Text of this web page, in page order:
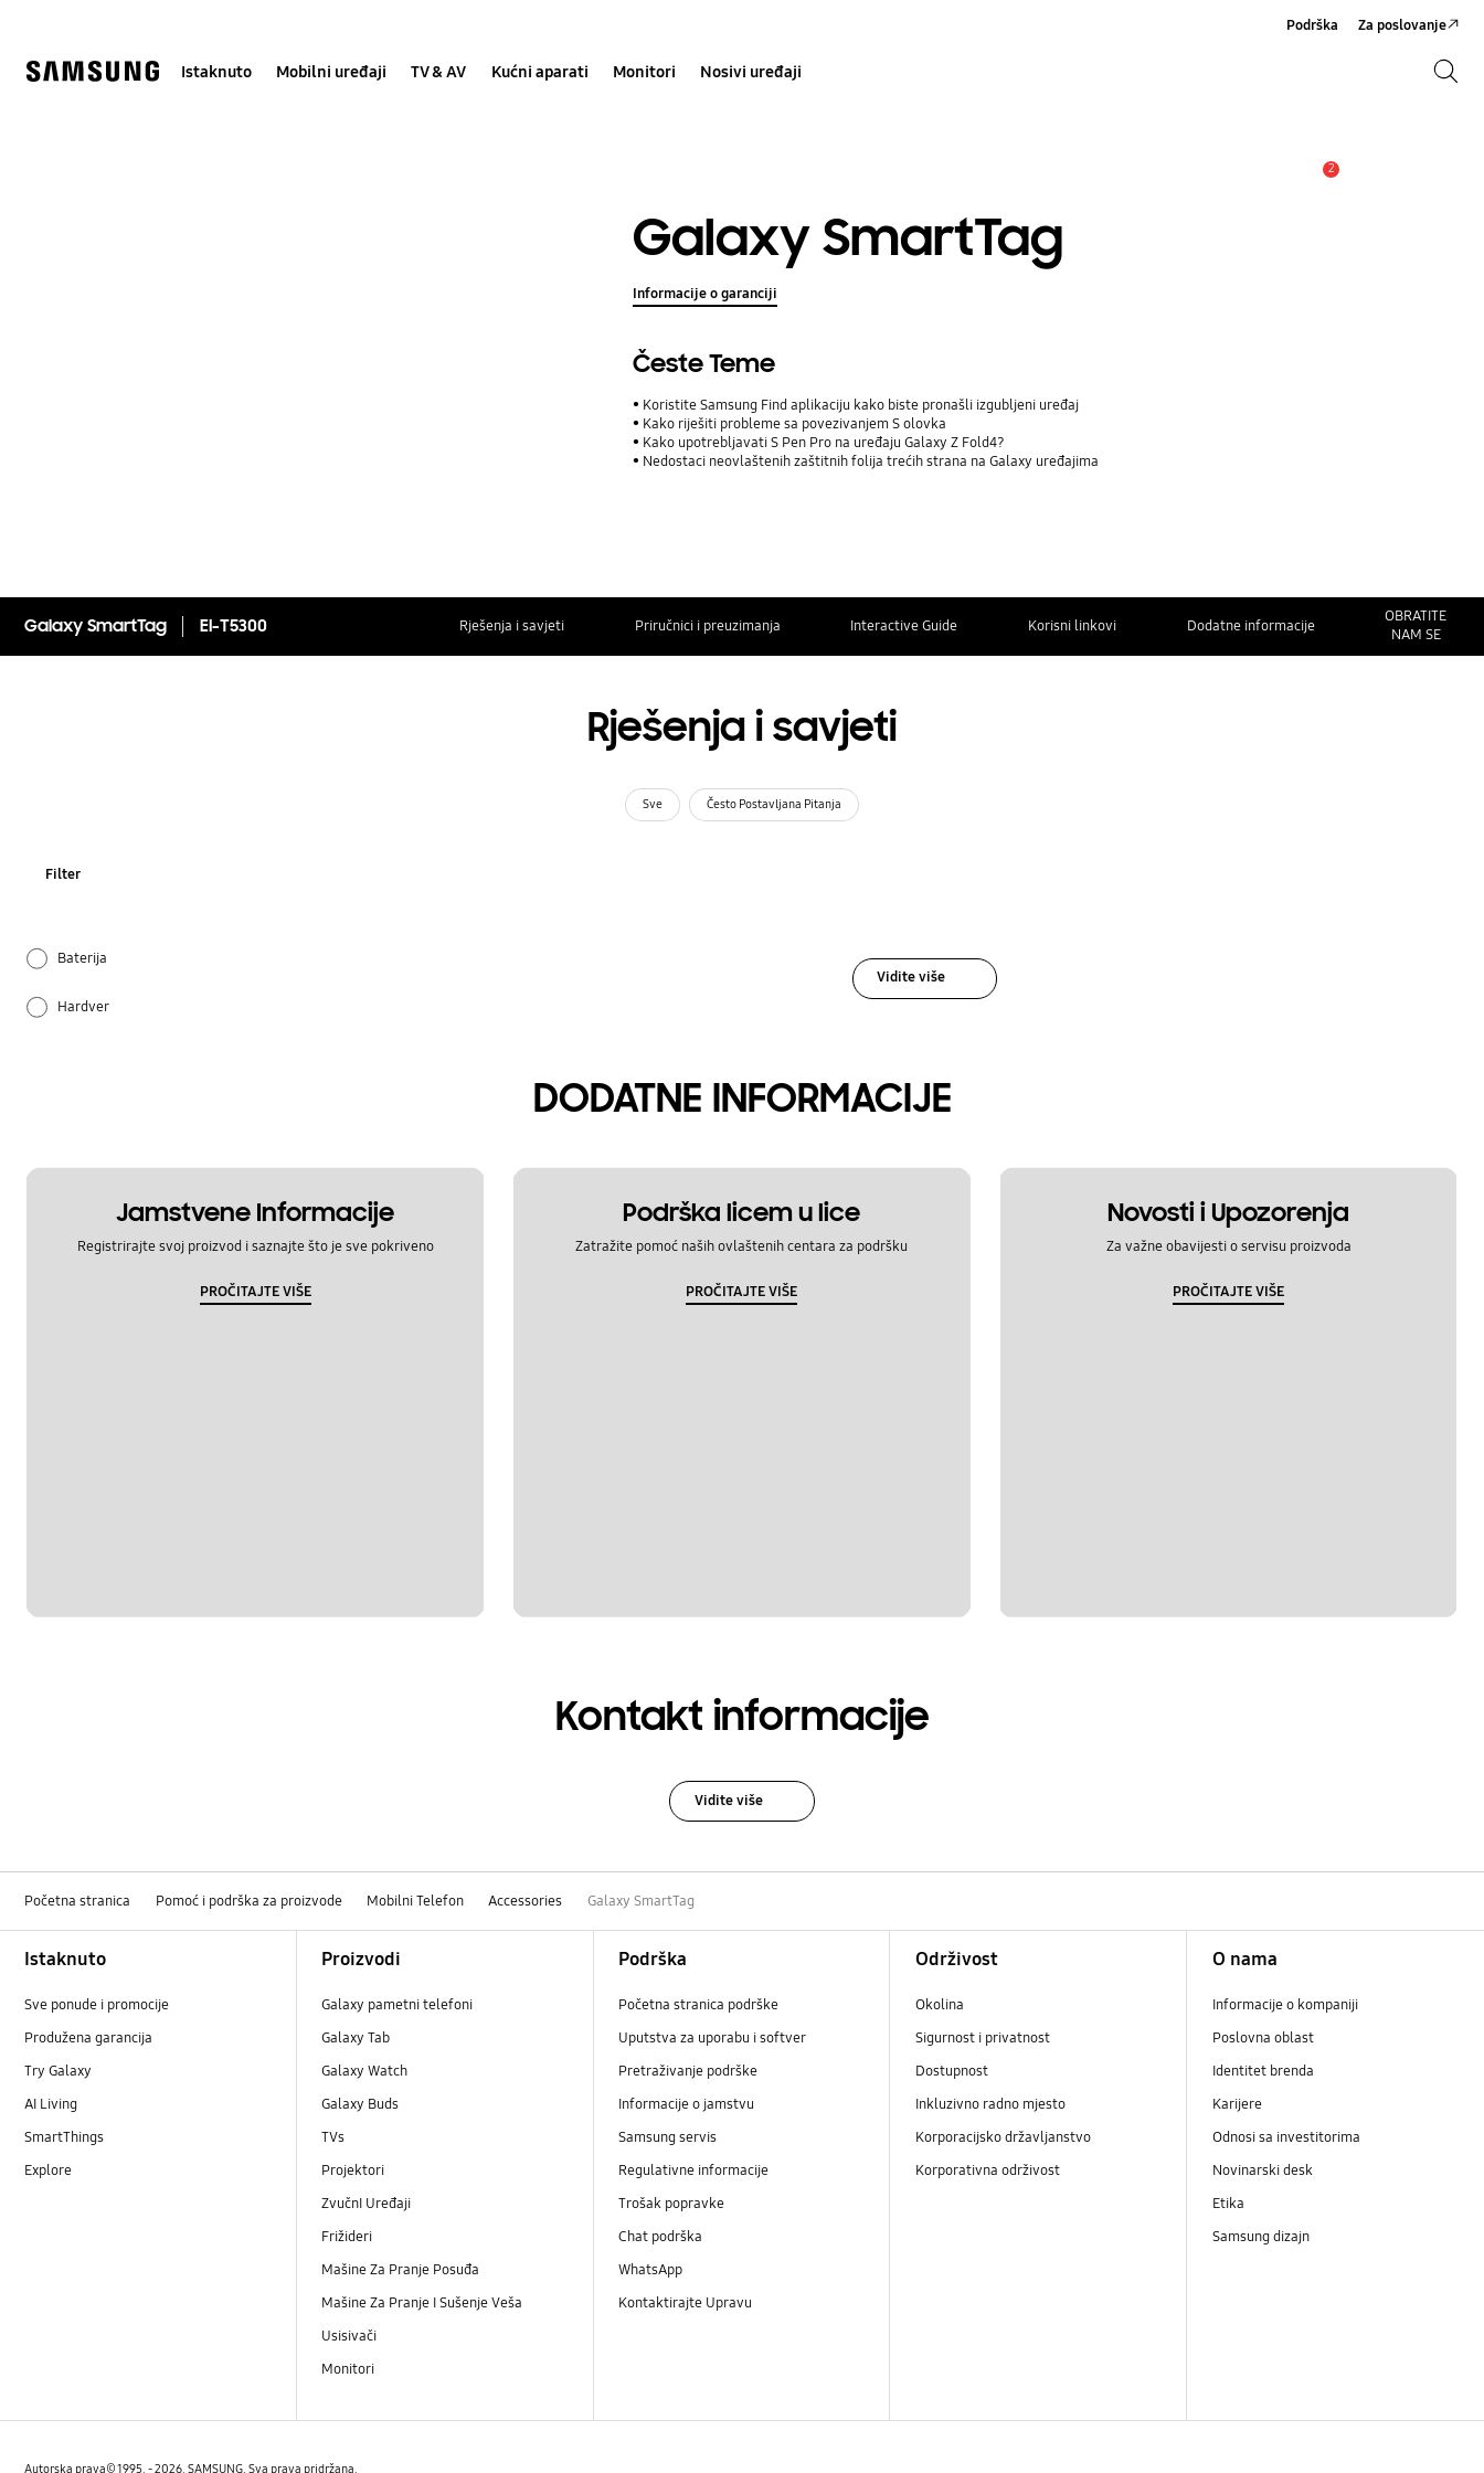
help
Istaknuto Mobilni uređaji TV & AV Kućni aparati Monitori Nosivi uređaji
Podrška Za poslovanje
2
Galaxy SmartTag
Informacije o garanciji
Česte Teme
Koristite Samsung Find aplikaciju kako biste pronašli izgubljeni uređaj
Kako riješiti probleme sa povezivanjem S olovka
Kako upotrebljavati S Pen Pro na uređaju Galaxy Z Fold4?
Nedostaci neovlaštenih zaštitnih folija trećih strana na Galaxy uređajima
Galaxy SmartTag EI-T5300 Rješenja i savjeti Priručnici i preuzimanja Interactive Guide Korisni linkovi Dodatne informacije
OBRATITE
NAM SE
Rješenja i savjeti
Sve Često Postavljana Pitanja
Filter
Baterija
Hardver
Vidite više
DODATNE INFORMACIJE
Jamstvene Informacije
Registrirajte svoj proizvod i saznajte što je sve pokriveno
PROČITAJTE VIŠE
Podrška licem u lice
Zatražite pomoć naših ovlaštenih centara za podršku
PROČITAJTE VIŠE
Novosti i Upozorenja
Za važne obavijesti o servisu proizvoda
PROČITAJTE VIŠE
Kontakt informacije
Vidite više
Početna stranica Pomoć i podrška za proizvode Mobilni Telefon Accessories Galaxy SmartTag
Istaknuto
Sve ponude i promocije
Produžena garancija
Try Galaxy
AI Living
SmartThings
Explore
Proizvodi
Galaxy pametni telefoni
Galaxy Tab
Galaxy Watch
Galaxy Buds
TVs
Projektori
ZvučnI Uređaji
Frižideri
Mašine Za Pranje Posuđa
Mašine Za Pranje I Sušenje Veša
Usisivači
Monitori
Podrška
Početna stranica podrške
Uputstva za uporabu i softver
Pretraživanje podrške
Informacije o jamstvu
Samsung servis
Regulativne informacije
Trošak popravke
Chat podrška
WhatsApp
Kontaktirajte Upravu
Održivost
Okolina
Sigurnost i privatnost
Dostupnost
Inkluzivno radno mjesto
Korporacijsko državljanstvo
Korporativna održivost
O nama
Informacije o kompaniji
Poslovna oblast
Identitet brenda
Karijere
Odnosi sa investitorima
Novinarski desk
Etika
Samsung dizajn
Autorska prava© 1995. - 2026. SAMSUNG. Sva prava pridržana.